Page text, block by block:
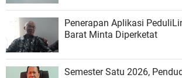
Penerapan Aplikasi
Barat Minta Diperketat
Semester Satu 2026,